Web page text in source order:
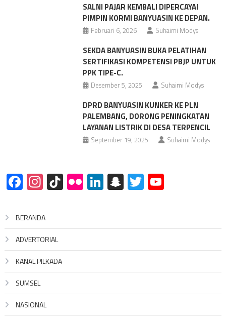
SALNI PAJAR KEMBALI DIPERCAYAI
PIMPIN KORMI BANYUASIN KE DEPAN.
Februari 6, 2026 Suhaimi Modys
SEKDA BANYUASIN BUKA PELATIHAN
SERTIFIKASI KOMPETENSI PBJP UNTUK
PPK TIPE-C.
Desember 5, 2025 Suhaimi Modys
DPRD BANYUASIN KUNKER KE PLN
PALEMBANG, DORONG PENINGKATAN
LAYANAN LISTRIK DI DESA TERPENCIL
September 19, 2025 Suhaimi Modys
Facebook
Instagram
TikTok
FlickrLinkedIn
Snapchat
TwitterYouTube
BERANDA
ADVERTORIAL
KANAL PILKADA
SUMSEL
NASIONAL